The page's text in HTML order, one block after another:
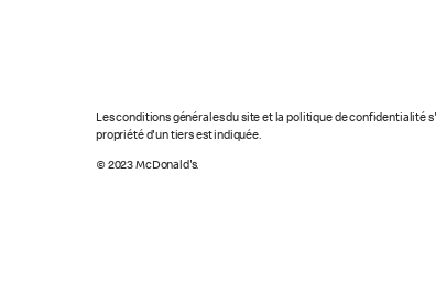
Les conditions générales du site et la politique de confidentialité
propriété d'un tiers est indiquée.
© 2023 McDonald's.